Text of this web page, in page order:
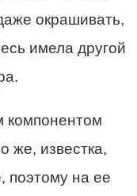
окрашивать,
имела другой
компонентом
же, известка,
поэтому на ее